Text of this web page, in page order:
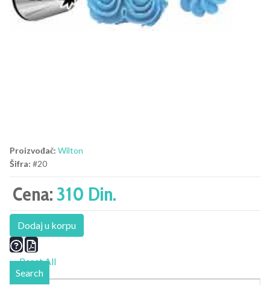
Proizvođač: Wilton
Šifra: #20
Cena:310 Din.
Dodaj u korpu
Reset All
Search